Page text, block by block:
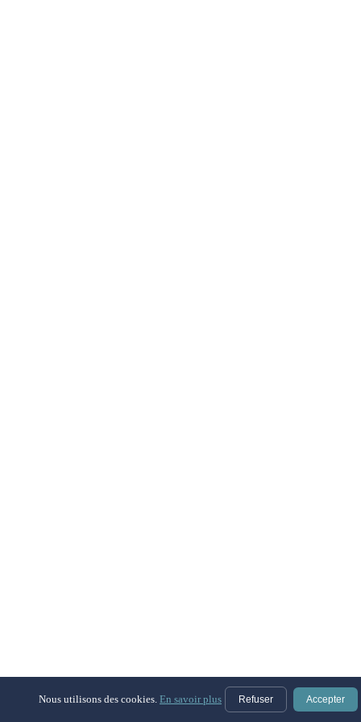
Nous utilisons des cookies. En savoir plus Refuser Accepter